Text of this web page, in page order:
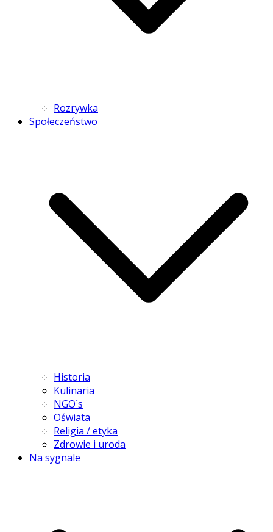
Rozrywka
Społeczeństwo
Historia
Kulinaria
NGO`s
Oświata
Religia / etyka
Zdrowie i uroda
Na sygnale